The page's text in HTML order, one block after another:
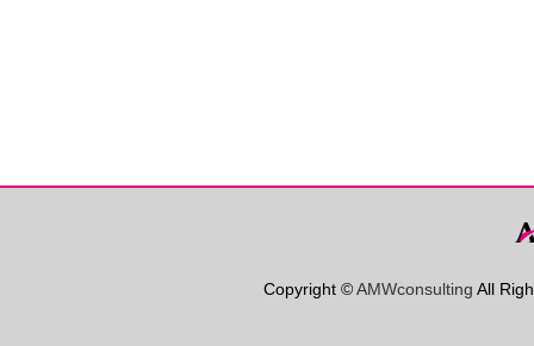
Copyright ©AMWconsulting All